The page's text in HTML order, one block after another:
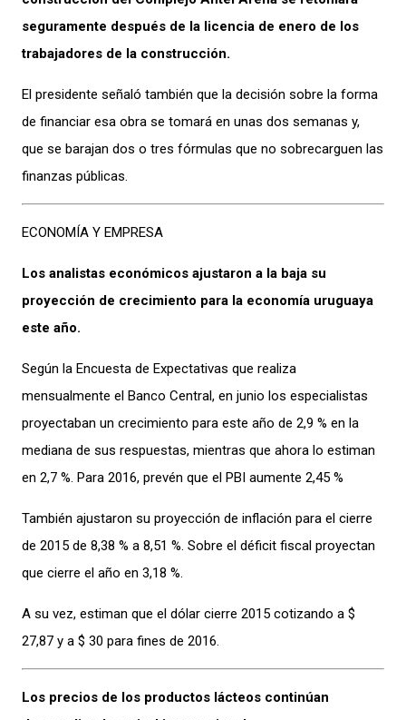
seguramente después de la licencia de enero de los
trabajadores de la construcción.
El presidente señaló también que la decisión sobre la forma
de financiar esa obra se tomará en unas dos semanas y,
que se barajan dos o tres fórmulas que no sobrecarguen las
finanzas públicas.
ECONOMÍA Y EMPRESA
Los analistas económicos ajustaron a la baja su
proyección de crecimiento para la economía uruguaya
este año.
Según la Encuesta de Expectativas que realiza
mensualmente el Banco Central, en junio los especialistas
proyectaban un crecimiento para este año de 2,9 % en la
mediana de sus respuestas, mientras que ahora lo estiman
en 2,7 %. Para 2016, prevén que el PBI aumente 2,45 %
También ajustaron su proyección de inflación para el cierre
de 2015 de 8,38 % a 8,51 %. Sobre el déficit fiscal proyectan
que cierre el año en 3,18 %.
A su vez, estiman que el dólar cierre 2015 cotizando a $
27,87 y a $ 30 para fines de 2016.
Los precios de los productos lácteos continúan